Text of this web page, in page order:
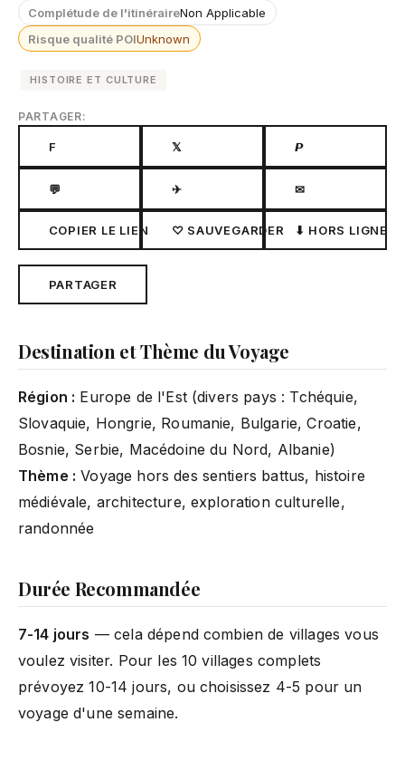
Complétude de l'itinéraireNon Applicable
Risque qualité POIUnknown
HISTOIRE ET CULTURE
PARTAGER:
F 𝕏 𝙋
💬 ✈ ✉
COPIER LE LIEN ♡ SAUVEGARDER ⬇ HORS LIGNE
PARTAGER
Destination et Thème du Voyage
Région : Europe de l'Est (divers pays : Tchéquie,
Slovaquie, Hongrie, Roumanie, Bulgarie, Croatie,
Bosnie, Serbie, Macédoine du Nord, Albanie)
Thème : Voyage hors des sentiers battus, histoire
médiévale, architecture, exploration culturelle,
randonnée
Durée Recommandée
7-14 jours — cela dépend combien de villages vous
voulez visiter. Pour les 10 villages complets
prévoyez 10-14 jours, ou choisissez 4-5 pour un
voyage d'une semaine.